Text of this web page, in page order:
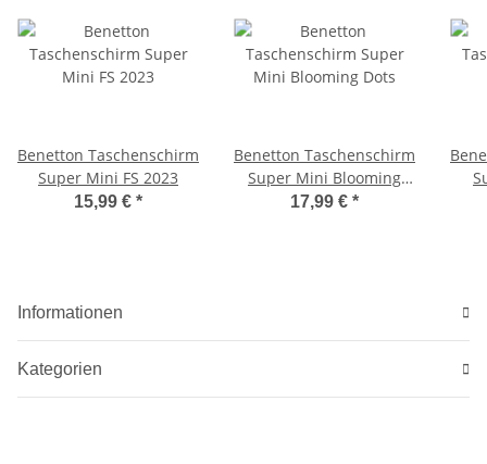
Benetton Taschenschirm
Super Mini FS 2023
15,99 € *
Benetton Taschenschirm
Super Mini Blooming
Dots
17,99 € *
Informationen
Kategorien